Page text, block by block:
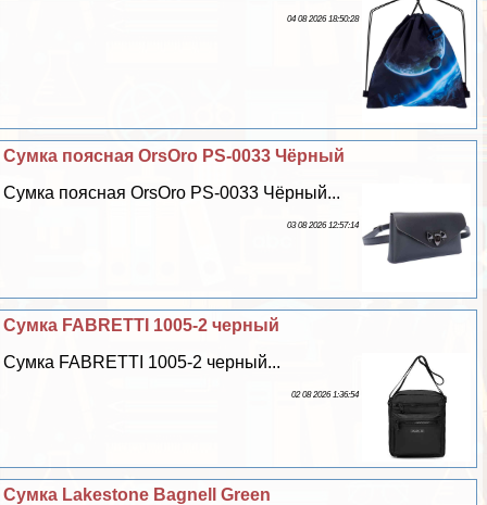
04 08 2026 18:50:28
Сумка поясная OrsOro PS-0033 Чёрный
Сумка поясная OrsOro PS-0033 Чёрный...
03 08 2026 12:57:14
Сумка FABRETTI 1005-2 черный
Сумка FABRETTI 1005-2 черный...
02 08 2026 1:36:54
Сумка Lakestone Bagnell Green